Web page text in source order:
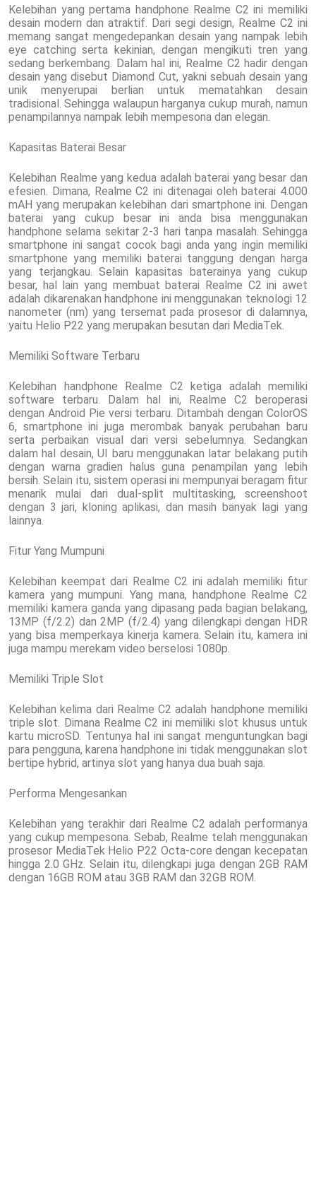
Kelebihan yang pertama handphone Realme C2 ini memiliki
desain modern dan atraktif. Dari segi design, Realme C2 ini
memang sangat mengedepankan desain yang nampak lebih
eye catching serta kekinian, dengan mengikuti tren yang
sedang berkembang. Dalam hal ini, Realme C2 hadir dengan
desain yang disebut Diamond Cut, yakni sebuah desain yang
unik menyerupai berlian untuk mematahkan desain
tradisional. Sehingga walaupun harganya cukup murah, namun
penampilannya nampak lebih mempesona dan elegan.
Kapasitas Baterai Besar
Kelebihan Realme yang kedua adalah baterai yang besar dan
efesien. Dimana, Realme C2 ini ditenagai oleh baterai 4.000
mAH yang merupakan kelebihan dari smartphone ini. Dengan
baterai yang cukup besar ini anda bisa menggunakan
handphone selama sekitar 2-3 hari tanpa masalah. Sehingga
smartphone ini sangat cocok bagi anda yang ingin memiliki
smartphone yang memiliki baterai tanggung dengan harga
yang terjangkau. Selain kapasitas baterainya yang cukup
besar, hal lain yang membuat baterai Realme C2 ini awet
adalah dikarenakan handphone ini menggunakan teknologi 12
nanometer (nm) yang tersemat pada prosesor di dalamnya,
yaitu Helio P22 yang merupakan besutan dari MediaTek.
Memiliki Software Terbaru
Kelebihan handphone Realme C2 ketiga adalah memiliki
software terbaru. Dalam hal ini, Realme C2 beroperasi
dengan Android Pie versi terbaru. Ditambah dengan ColorOS
6, smartphone ini juga merombak banyak perubahan baru
serta perbaikan visual dari versi sebelumnya. Sedangkan
dalam hal desain, UI baru menggunakan latar belakang putih
dengan warna gradien halus guna penampilan yang lebih
bersih. Selain itu, sistem operasi ini mempunyai beragam fitur
menarik mulai dari dual-split multitasking, screenshoot
dengan 3 jari, kloning aplikasi, dan masih banyak lagi yang
lainnya.
Fitur Yang Mumpuni
Kelebihan keempat dari Realme C2 ini adalah memiliki fitur
kamera yang mumpuni. Yang mana, handphone Realme C2
memiliki kamera ganda yang dipasang pada bagian belakang,
13MP (f/2.2) dan 2MP (f/2.4) yang dilengkapi dengan HDR
yang bisa memperkaya kinerja kamera. Selain itu, kamera ini
juga mampu merekam video berselosi 1080p.
Memiliki Triple Slot
Kelebihan kelima dari Realme C2 adalah handphone memiliki
triple slot. Dimana Realme C2 ini memiliki slot khusus untuk
kartu microSD. Tentunya hal ini sangat menguntungkan bagi
para pengguna, karena handphone ini tidak menggunakan slot
bertipe hybrid, artinya slot yang hanya dua buah saja.
Performa Mengesankan
Kelebihan yang terakhir dari Realme C2 adalah performanya
yang cukup mempesona. Sebab, Realme telah menggunakan
prosesor MediaTek Helio P22 Octa-core dengan kecepatan
hingga 2.0 GHz. Selain itu, dilengkapi juga dengan 2GB RAM
dengan 16GB ROM atau 3GB RAM dan 32GB ROM.